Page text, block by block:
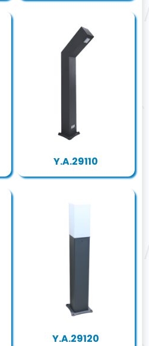
Y.A.29110
Y.A.29120